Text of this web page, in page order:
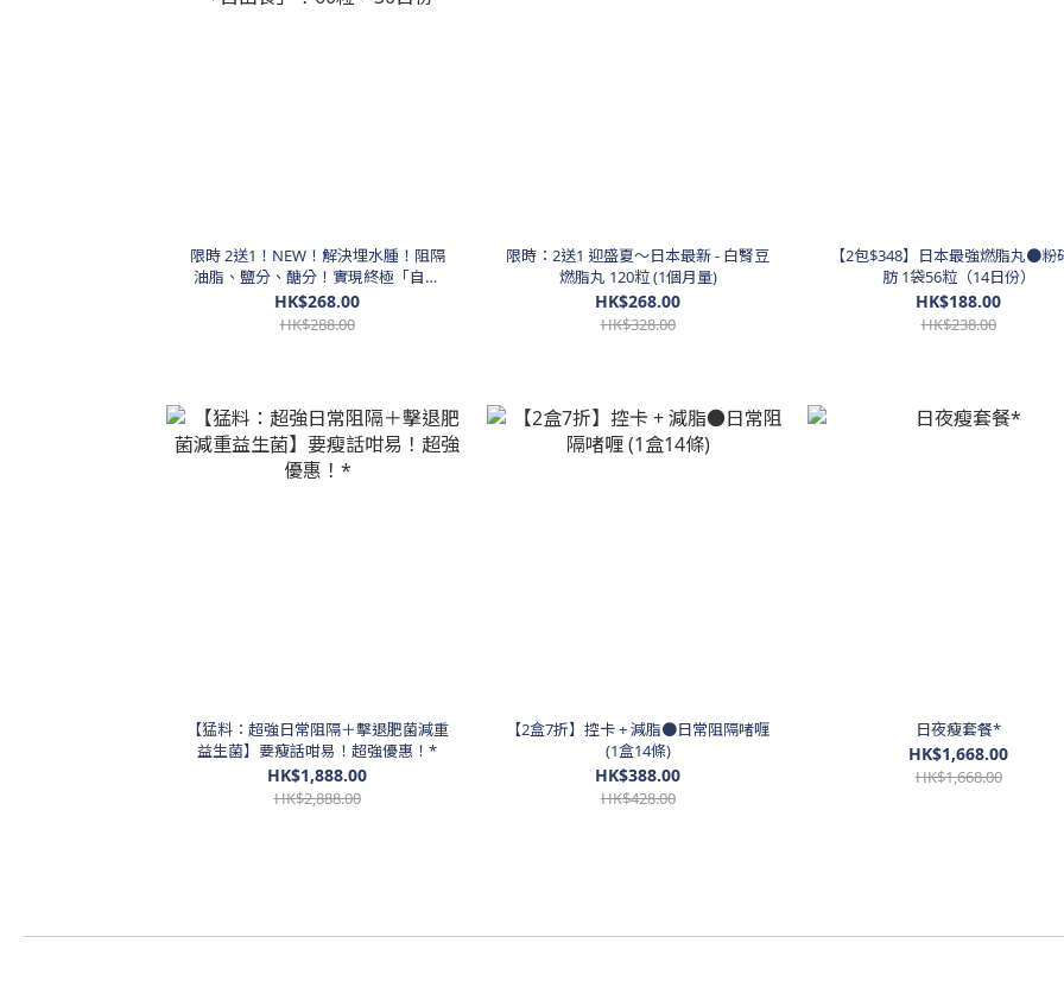
限時 2送1！NEW！解決埋水腫！阻隔
油脂、鹽分、醣分！實現終極「自由
食」！60粒，30日份
HK$268.00
HK$288.00
限時：2送1 迎盛夏～日本最新 - 白腎豆
燃脂丸 120粒 (1個月量)
HK$268.00
HK$328.00
【2包$348】日本最強燃脂丸●粉
肪 1袋56粒（14日份）
HK$188.00
HK$238.00
【猛料：超強日常阻隔＋擊退肥菌減重
益生菌】要瘦話咁易！超強優惠！*
HK$1,888.00
HK$2,888.00
【2盒7折】控卡 + 減脂●日常阻隔啫喱
(1盒14條)
HK$388.00
HK$428.00
日夜瘦套餐*
HK$1,668.00
HK$1,668.00